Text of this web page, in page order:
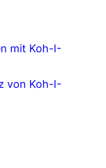
mit Koh-I-
von Koh-I-